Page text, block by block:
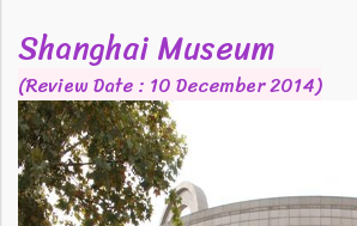
Shanghai Museum
(Review Date : 10 December 2014)